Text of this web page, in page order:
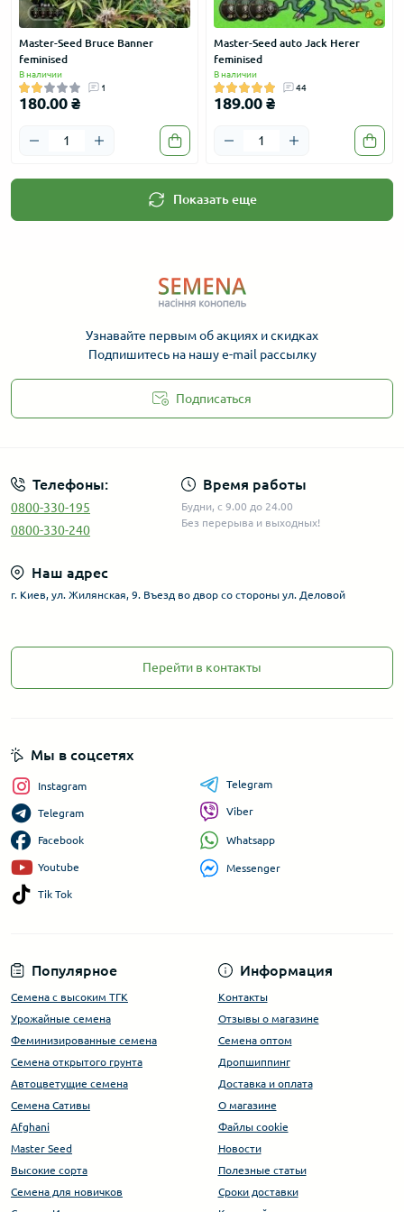
Master-Seed Bruce Banner
feminised
В наличии
1
180.00 ₴
Master-Seed auto Jack Herer
feminised
В наличии
44
189.00 ₴
Показать еще
Узнавайте первым об акциях и скидках
Подпишитесь на нашу e-mail рассылку
Подписаться
Телефоны:
0800-330-195
0800-330-240
Время работы
Будни, с 9.00 до 24.00
Без перерыва и выходных!
Наш адрес
г. Киев, ул. Жилянская, 9. Въезд во двор со стороны ул. Деловой
Перейти в контакты
Популярное
Семена с высоким ТГК
Урожайные семена
Феминизированные семена
Семена открытого грунта
Автоцветущие семена
Семена Сативы
Afghani
Master Seed
Высокие сорта
Cемена для новичков
Информация
Контакты
Отзывы о магазине
Семена оптом
Дропшиппинг
Доставка и оплата
О магазине
Файлы cookie
Новости
Полезные статьи
Сроки доставки
Мы в соцсетях
Instagram
Telegram
Facebook
Youtube
Tik Tok
Telegram
Viber
Whatsapp
Messenger